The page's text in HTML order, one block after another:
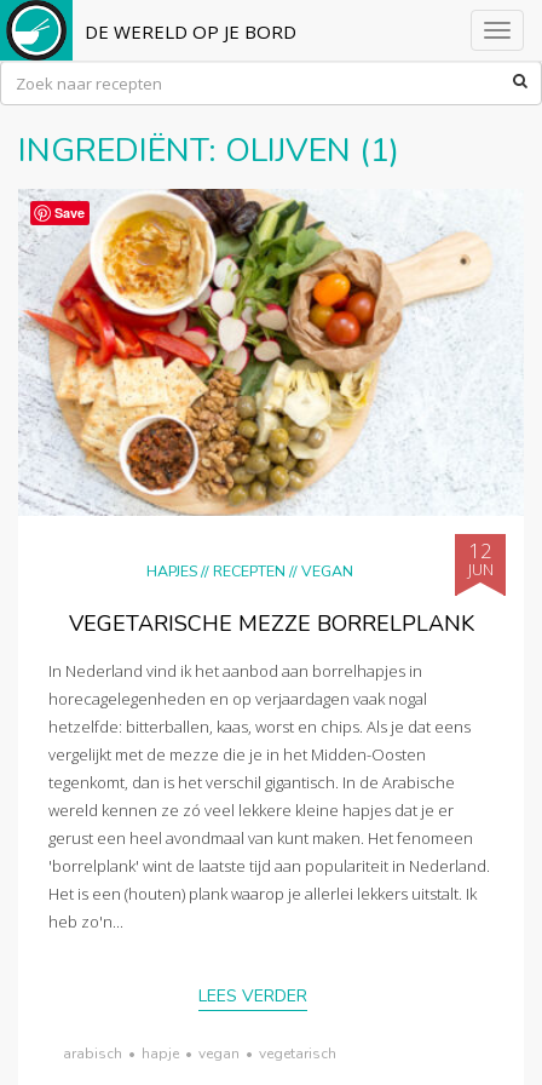
DE WERELD OP JE BORD
INGREDIËNT: OLIJVEN (1)
HAPJES//RECEPTEN //VEGAN
12
JUN
VEGETARISCHE MEZZE BORRELPLANK
In Nederland vind ik het aanbod aan borrelhapjes in
horecagelegenheden en op verjaardagen vaak nogal
hetzelfde: bitterballen, kaas, worst en chips. Als je dat eens
vergelijkt met de mezze die je in het Midden-Oosten
tegenkomt, dan is het verschil gigantisch. In de Arabische
wereld kennen ze zó veel lekkere kleine hapjes dat je er
gerust een heel avondmaal van kunt maken. Het fenomeen
'borrelplank' wint de laatste tijd aan populariteit in Nederland.
Het is een (houten) plank waarop je allerlei lekkers uitstalt. Ik
heb zo'n...
LEES VERDER
arabisch • hapje • vegan • vegetarisch
Save